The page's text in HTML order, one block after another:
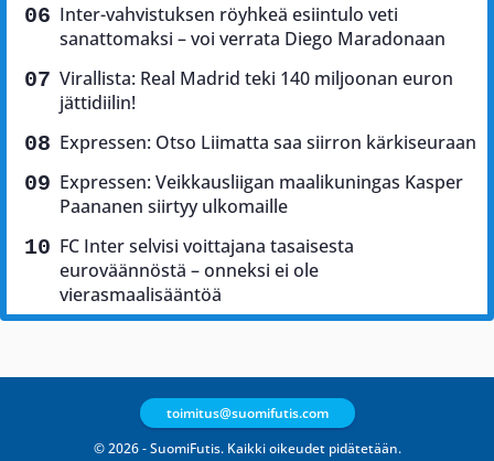
Inter-vahvistuksen röyhkeä esiintulo veti
sanattomaksi – voi verrata Diego Maradonaan
Virallista: Real Madrid teki 140 miljoonan euron
jättidiilin!
Expressen: Otso Liimatta saa siirron kärkiseuraan
Expressen: Veikkausliigan maalikuningas Kasper
Paananen siirtyy ulkomaille
FC Inter selvisi voittajana tasaisesta
euroväännöstä – onneksi ei ole
vierasmaalisääntöä
© 2026 - SuomiFutis. Kaikki oikeudet pidätetään.
toimitus@suomifutis.com